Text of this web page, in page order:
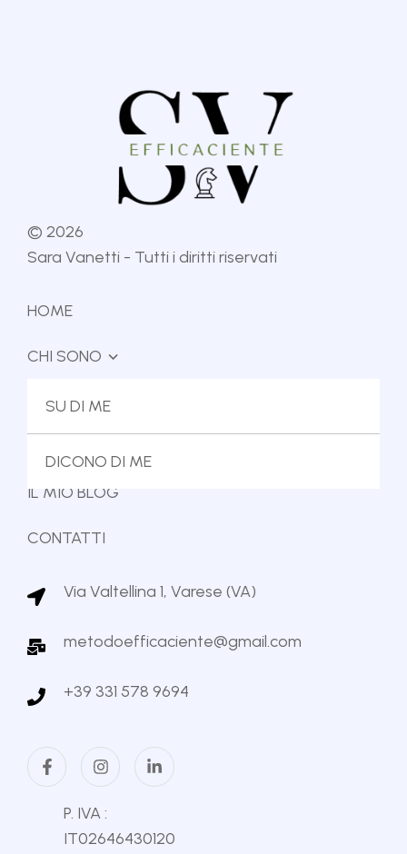
© 2026
Sara Vanetti - Tutti i diritti riservati
HOME
CHI SONO
SU DI ME
DICONO DI ME
IL METODO
IL MIO BLOG
CONTATTI
Via Valtellina 1, Varese (VA)
metodoefficaciente@gmail.com
+39 331 578 9694
P. IVA :
IT02646430120